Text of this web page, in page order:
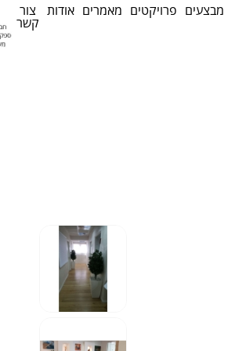
מבצעים פרויקטים מאמרים אודות צור
קשר